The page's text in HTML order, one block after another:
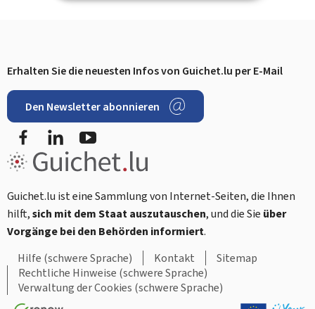
Footer
Erhalten Sie die neuesten Infos von Guichet.lu per E-Mail
Den Newsletter abonnieren
FacebookLinkedIn
Guichet.lu ist eine Sammlung von Internet-Seiten, die Ihnen
hilft,sich mit dem Staat auszutauschen, und die Sie über
Vorgänge bei den Behörden informiert.
Hilfe (schwere Sprache)
Kontakt
Sitemap
Rechtliche Hinweise (schwere Sprache)
Verwaltung der Cookies (schwere Sprache)